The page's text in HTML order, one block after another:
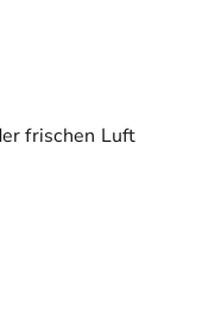
frischen Luft